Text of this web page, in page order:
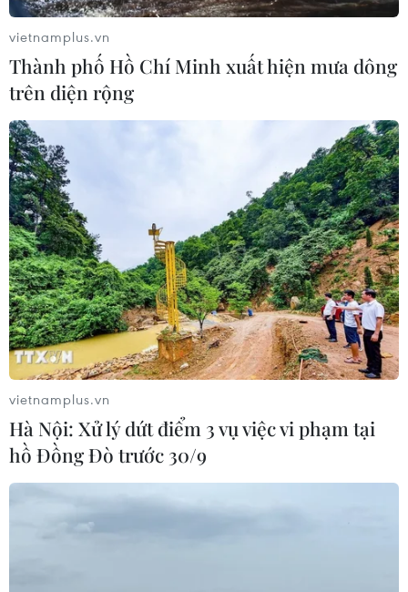
vietnamplus.vn
Thành phố Hồ Chí Minh xuất hiện mưa dông
trên diện rộng
vietnamplus.vn
Hà Nội: Xử lý dứt điểm 3 vụ việc vi phạm tại
hồ Đồng Đò trước 30/9